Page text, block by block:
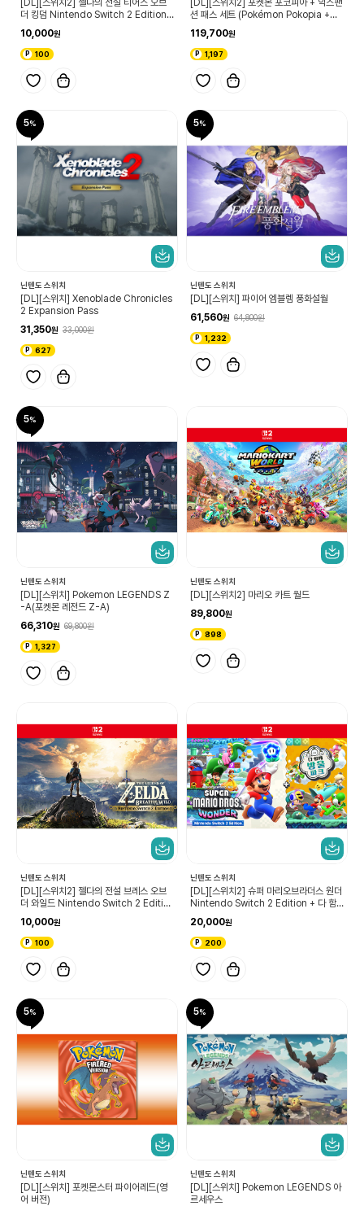
더 킹덤 Nintendo Switch 2 Edition
10,000
100
션 패스 세트 (Pokémon Pokopia +익
119,700
1,197
5
닌텐도 스위치
[DL][스위치] Xenoblade Chronicles
2 Expansion Pass
31,350
33,000
627
5
닌텐도 스위치
[DL][스위치] 파이어 엠블렘 풍화설월
61,560
64,800
1,232
5
닌텐도 스위치
[DL][스위치] Pokemon LEGENDS Z
-A(포켓몬 레전드 Z-A)
66,310
69,800
1,327
닌텐도 스위치
[DL][스위치2] 마리오 카트 월드
89,800
898
닌텐도 스위치
[DL][스위치2] 젤다의 전설 브레스 오브
더 와일드 Nintendo Switch 2 Editio
10,000
100
닌텐도 스위치
[DL][스위치2] 슈퍼 마리오브라더스 원더
Nintendo Switch 2 Edition + 다 함
20,000
200
5
닌텐도 스위치
[DL][스위치] 포켓몬스터 파이어레드(영
어 버전)
5
닌텐도 스위치
[DL][스위치] Pokemon LEGENDS 아
르세우스